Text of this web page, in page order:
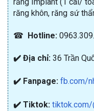
răng khôn, răng sứ
☎ Hotline:
✔️ Địa chỉ: 36 Trần
✔️ Fanpage: fb.com/
✔️ Tiktok: tiktok.com/